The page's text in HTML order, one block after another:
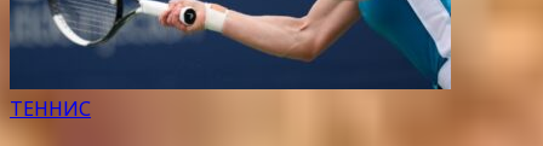
ТЕННИС